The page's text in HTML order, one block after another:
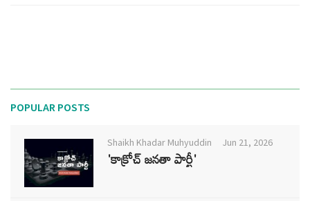
POPULAR POSTS
Shaikh Khadar Muhyuddin Jun 21, 2026
'కాక్రోచ్ జనతా పార్టీ'